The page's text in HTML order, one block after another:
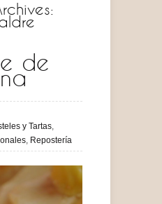
de
y Tartas,
, Repostería